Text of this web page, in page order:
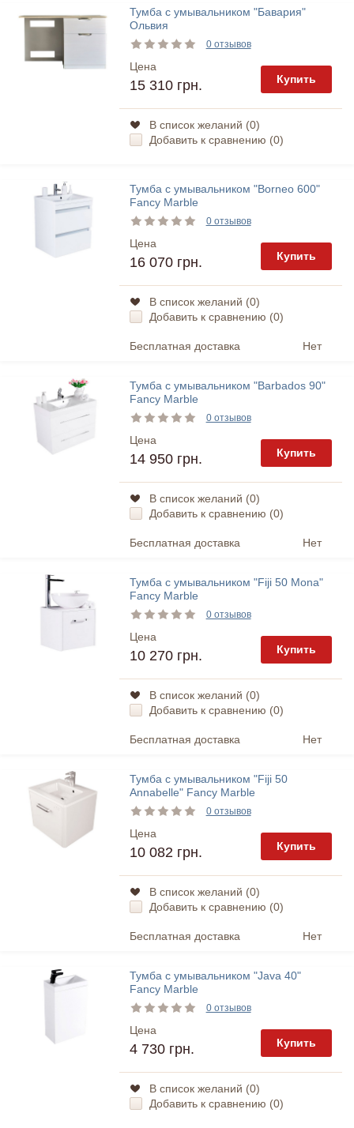
Тумба с умывальником "Бавария"
Ольвия
0 отзывов
Цена
15 310 грн. Купить
В список желаний (0)
Добавить к сравнению (0)
Тумба с умывальником "Borneo 600"
Fancy Marble
0 отзывов
Цена
16 070 грн. Купить
В список желаний (0)
Добавить к сравнению (0)
Бесплатная доставка Нет
Тумба с умывальником "Barbados 90"
Fancy Marble
0 отзывов
Цена
14 950 грн. Купить
В список желаний (0)
Добавить к сравнению (0)
Бесплатная доставка Нет
Тумба с умывальником "Fiji 50 Mona"
Fancy Marble
0 отзывов
Цена
10 270 грн. Купить
В список желаний (0)
Добавить к сравнению (0)
Бесплатная доставка Нет
Тумба с умывальником "Fiji 50
Annabelle" Fancy Marble
0 отзывов
Цена
10 082 грн. Купить
В список желаний (0)
Добавить к сравнению (0)
Бесплатная доставка Нет
Тумба с умывальником "Java 40"
Fancy Marble
0 отзывов
Цена
4 730 грн. Купить
В список желаний (0)
Добавить к сравнению (0)